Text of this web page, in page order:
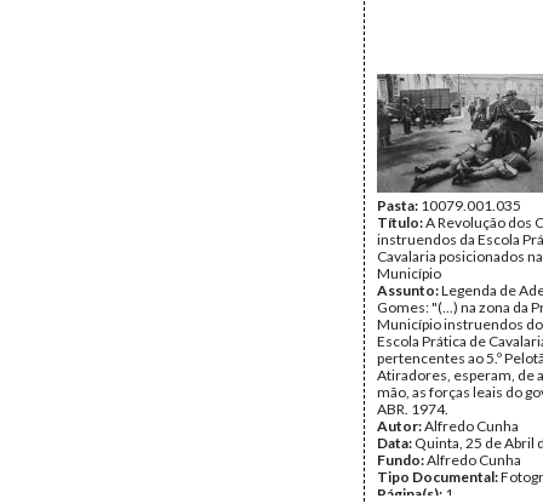
Pasta: 10079.001.035
Título:A Revolução dos
instruendos da Escola
Cavalaria posicionados
Município
Assunto:Legenda de
Gomes: "(...) na zona da
Município instruendos do
Escola Prática de
pertencentes ao 5.º
Atiradores, esperam, de
mão, as forças leais do
ABR. 1974.
Autor:Alfredo Cunha
Data: Quinta, 25 de Abril
Fundo:Alfredo Cunha
Tipo Documental:
Página(s): 1